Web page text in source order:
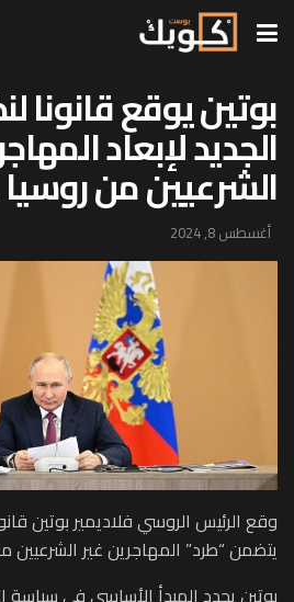
بوتين يوقع قانونا
الجديد لإبعاد
الشرعيين من
أغسطس 8, 2024
وقع الرئيس الروسي فلاديمير بوتين
يتضمن “طرد” المهاجرين غير الشرعيين
بوتين يحدد المبدأ الأساسي في سياسة